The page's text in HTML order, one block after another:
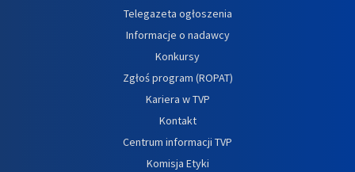
Telegazeta ogłoszenia
Informacje o nadawcy
Konkursy
Zgłoś program (ROPAT)
Kariera w TVP
Kontakt
Centrum informacji TVP
Komisja Etyki